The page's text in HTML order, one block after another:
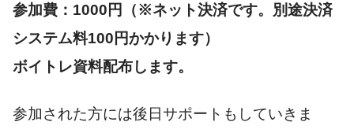
参加費：1000円（※ネット決済です。別途決済
システム料100円かかります）
ボイトレ資料配布します。
参加された方には後日サポートもしていきま